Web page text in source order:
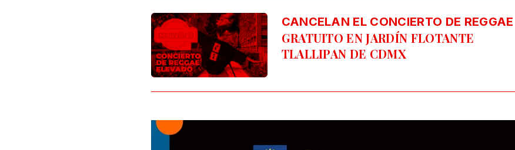
CANCELAN EL CONCIERTO DE REGGAE
GRATUITO EN JARDÍN FLOTANTE
TLALLIPAN DE CDMX